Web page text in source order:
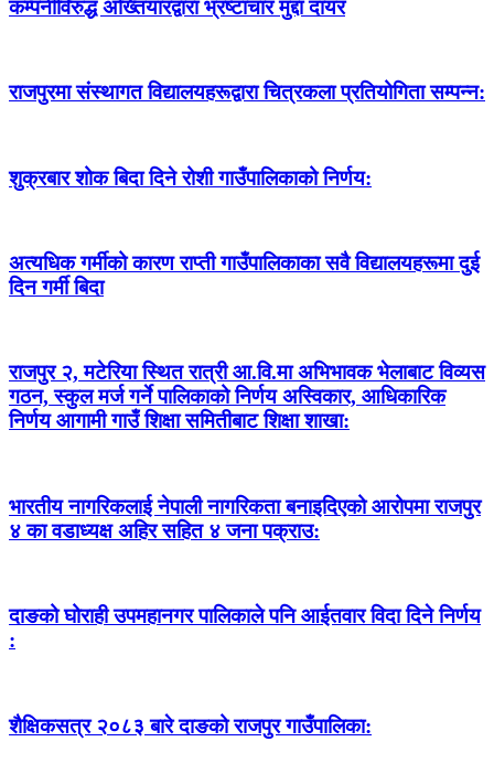
कम्पनीविरुद्ध अख्तियारद्वारा भ्रष्टाचार मुद्दा दायर
राजपुरमा संस्थागत विद्यालयहरूद्वारा चित्रकला प्रतियोगिता सम्पन्न:
शुक्रबार शोक बिदा दिने रोशी गाउँपालिकाको निर्णय:
अत्यधिक गर्मीको कारण राप्ती गाउँपालिकाका सवै विद्यालयहरूमा दुई
दिन गर्मी बिदा
राजपुर २, मटेरिया स्थित रात्री आ.वि.मा अभिभावक भेलाबाट विव्यस
गठन, स्कुल मर्ज गर्ने पालिकाको निर्णय अस्विकार, आधिकारिक
निर्णय आगामी गाउँ शिक्षा समितीबाट शिक्षा शाखा:
भारतीय नागरिकलाई नेपाली नागरिकता बनाइदिएको आरोपमा राजपुर
४ का वडाध्यक्ष अहिर सहित ४ जना पक्राउ:
दाङको घोराही उपमहानगर पालिकाले पनि आईतवार विदा दिने निर्णय
:
शैक्षिकसत्र २०८३ बारे दाङको राजपुर गाउँपालिका: